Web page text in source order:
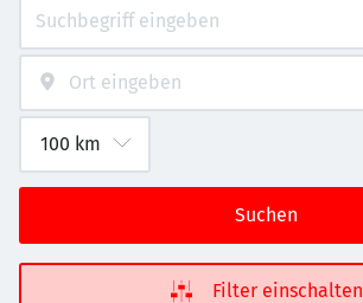
Suchen
Filter einschalten